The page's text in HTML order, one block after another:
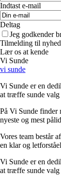
Indtast e-mail
Deltag
Jeg godkender
Tilmelding til
Lær os at kende
Vi Sunde
vi sunde
Vi Sunde er en
at træffe sunde
På Vi Sunde finder
nyeste og mest
Vores team består
en klar og
Vi Sunde er en
at træffe sunde